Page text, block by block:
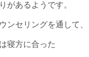
があるようです。
ンセリングを通して、
寝方に合った